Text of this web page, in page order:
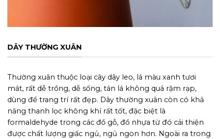
DÂY THƯỜNG XUÂN
Thường xuân thuộc loại cây dây leo, lá màu xanh tươi
mát, rất dễ trồng, dễ sống, tán lá không quá rậm rạp,
dùng để trang trí rất đẹp. Dây thường xuân còn có khả
năng thanh lọc không khí rất tốt, đặc biệt là
formaldehyde trong các đồ gỗ, đồ nhựa từ đó cải thiện
được chất lượng giấc ngủ, ngủ ngon hơn. Ngoài ra trong